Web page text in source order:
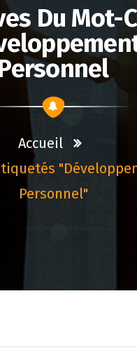
Du Mot-
Accueil
Personnel"